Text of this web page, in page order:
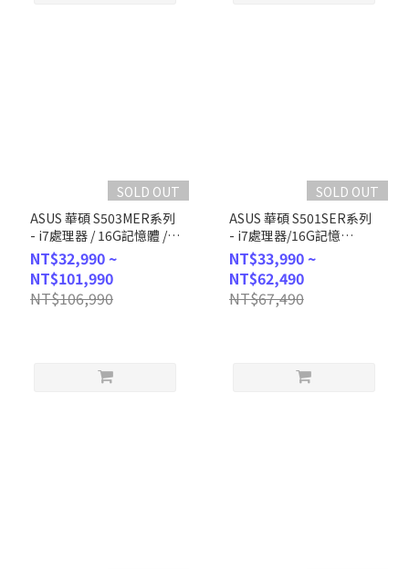
SOLD OUT
ASUS 華碩 S503MER系列
- i7處理器 / 16G記憶體 /
1TB SSD / W11 (H-
S503MER-714700010W)
NT$32,990 ~
NT$101,990
NT$106,990
SOLD OUT
ASUS 華碩 S501SER系列
- i7處理器/16G記憶
體/1TSSD/Win11 (H-
S501SER-714700024W)
NT$33,990 ~
NT$62,490
NT$67,490